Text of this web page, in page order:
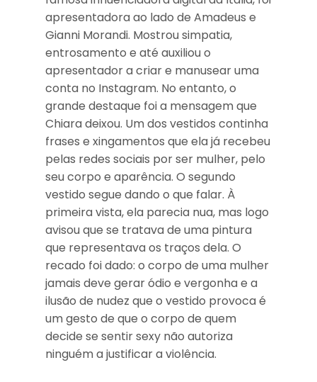
apresentadora ao lado de Amadeus e
Gianni Morandi. Mostrou simpatia,
entrosamento e até auxiliou o
apresentador a criar e manusear uma
conta no Instagram. No entanto, o
grande destaque foi a mensagem que
Chiara deixou. Um dos vestidos continha
frases e xingamentos que ela já recebeu
pelas redes sociais por ser mulher, pelo
seu corpo e aparência. O segundo
vestido segue dando o que falar. À
primeira vista, ela parecia nua, mas logo
avisou que se tratava de uma pintura
que representava os traços dela. O
recado foi dado: o corpo de uma mulher
jamais deve gerar ódio e vergonha e a
ilusão de nudez que o vestido provoca é
um gesto de que o corpo de quem
decide se sentir sexy não autoriza
ninguém a justificar a violência.